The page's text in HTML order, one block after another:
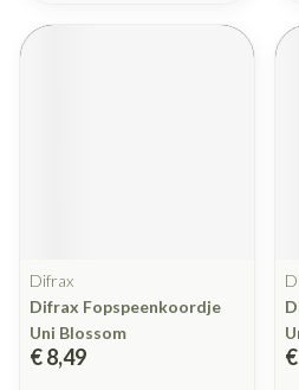
Difrax
Difrax Fopspeenkoordje
Uni Blossom
€ 8,49